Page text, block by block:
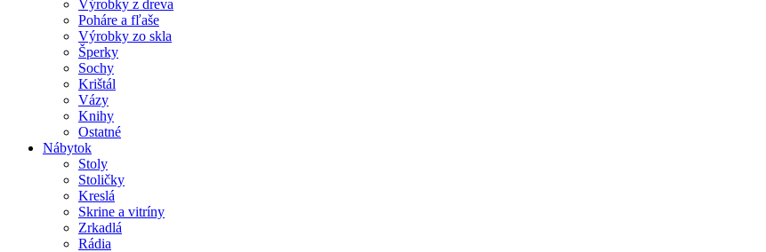
Výrobky z dreva
Poháre a fľaše
Výrobky zo skla
Šperky
Sochy
Krištál
Vázy
Knihy
Ostatné
Nábytok
Stoly
Stoličky
Kreslá
Skrine a vitríny
Zrkadlá
Rádia